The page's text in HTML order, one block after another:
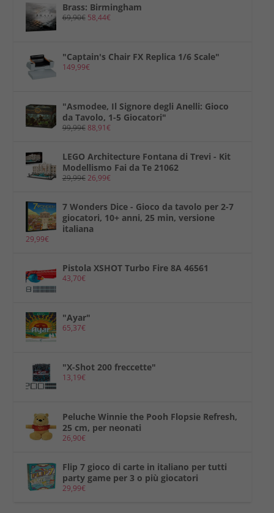
Brass: Birmingham
69,90€ 58,44€
"Captain's Chair FX Replica 1/6 Scale"
149,99€
"Asmodee, Il Signore degli Anelli: Gioco
da Tavolo, 1-5 Giocatori"
99,99€88,91€
LEGO Architecture Fontana di Trevi - Kit
Modellismo Fai da Te 21062
29,99€26,99€
7 Wonders Dice - Gioco da tavolo per 2-7
giocatori, 10+ anni, 25 min, versione
italiana
29,99€
Pistola XSHOT Turbo Fire 8A 46561
43,70€
"Ayar"
65,37€
"X-Shot 200 freccette"
13,19€
Peluche Winnie the Pooh Flopsie Refresh,
25 cm, per neonati
26,90€
Flip 7 gioco di carte in italiano per tutti
party game per 3 o più giocatori
29,99€